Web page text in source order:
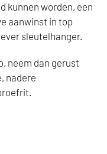
kunnen worden, een
aanwinst in top
sleutelhanger.
neem dan gerust
nadere